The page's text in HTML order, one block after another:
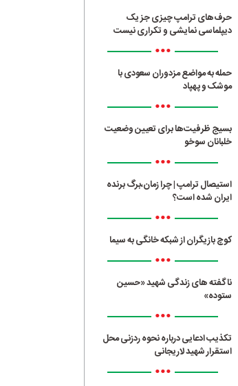
حرف‌های ترامپ چیزی جز یک
دیپلماسی نمایشی و تکراری نیست
•••
حمله به مواضع مزدوران سعودی با
موشک و پهپاد
•••
بسیج ظرفیت‌ها برای تعیین وضعیت
خلبانان سوخو
•••
استیصال ترامپ | چرا زمان،برگ برنده
ایران شده است؟
•••
کوچ بازیگران از شبکه خانگی به سیما
•••
ناگفته های زندگی شهید «حسین
ستوده»
•••
تکذیب ادعایی درباره نحوه ردزنی محل
استقرار شهید لاریجانی
•••